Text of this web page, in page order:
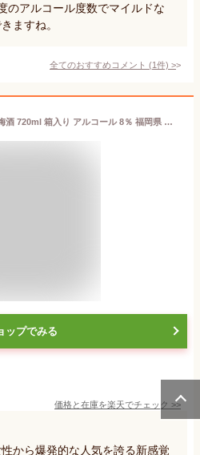
のアルコール度数でマイルドな
ますね。
全てのおすすめコメント (1件) >
ミルクたっぷりマンゴー梅酒 720ml 箱入り アルコール 8％ 福岡県 研醸 梅酒 ギフト
ップでみる
価格と在庫を楽天でチェック >>
から爆発的な人気を誇る新感覚